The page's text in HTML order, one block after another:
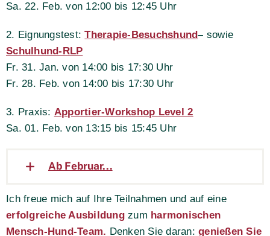
Sa. 22. Feb. von 12:00 bis 12:45 Uhr
2. Eignungstest: Therapie-Besuchshund– sowie
Schulhund-RLP
Fr. 31. Jan. von 14:00 bis 17:30 Uhr
Fr. 28. Feb. von 14:00 bis 17:30 Uhr
3. Praxis: Apportier-Workshop Level 2
Sa. 01. Feb. von 13:15 bis 15:45 Uhr
Ab Februar...
Ich freue mich auf Ihre Teilnahmen und auf eine
erfolgreiche Ausbildungzum harmonischen
Mensch-Hund-Team. Denken Sie daran:genießen Sie